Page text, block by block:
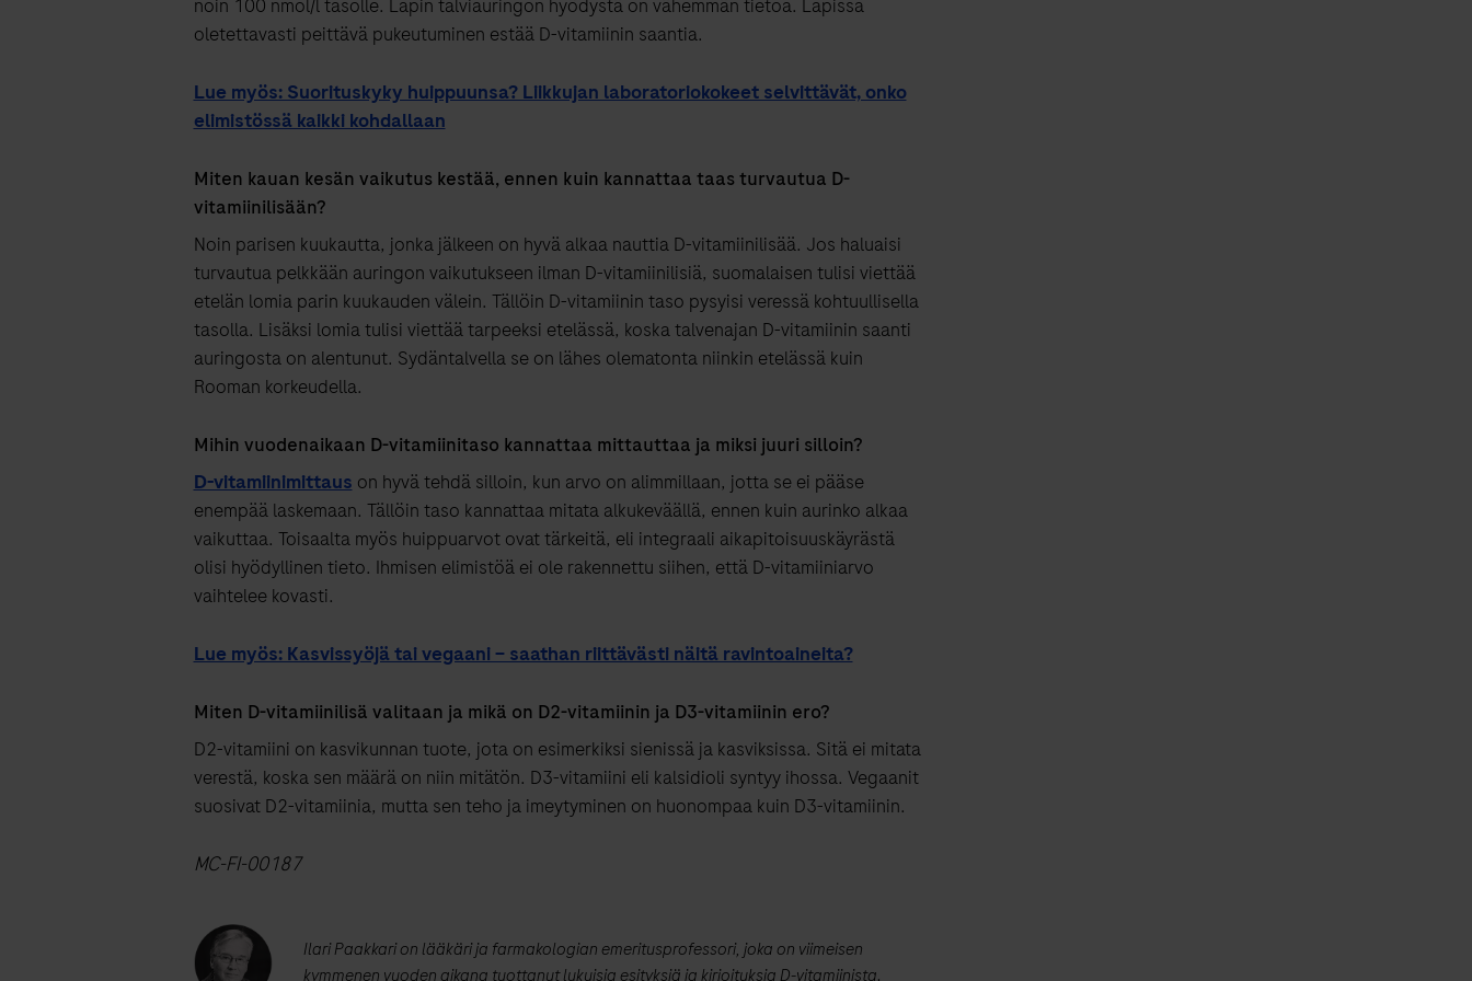
noin 100 nmol/l tasolle. Lapin talviauringon hyödystä on vähemmän tietoa. Lapissa
oletettavasti peittävä pukeutuminen estää D-vitamiinin saantia.
Lue myös: Suorituskyky huippuunsa? Liikkujan laboratoriokokeet selvittävät, onko
elimistössä kaikki kohdallaan
Miten kauan kesän vaikutus kestää, ennen kuin kannattaa taas turvautua D-
vitamiinilisään?
Noin parisen kuukautta, jonka jälkeen on hyvä alkaa nauttia D-vitamiinilisää. Jos haluaisi
turvautua pelkkään auringon vaikutukseen ilman D-vitamiinilisiä, suomalaisen tulisi viettää
etelän lomia parin kuukauden välein. Tällöin D-vitamiinin taso pysyisi veressä kohtuullisella
tasolla. Lisäksi lomia tulisi viettää tarpeeksi etelässä, koska talvenajan D-vitamiinin saanti
auringosta on alentunut. Sydäntalvella se on lähes olematonta niinkin etelässä kuin
Rooman korkeudella.
Mihin vuodenaikaan D-vitamiinitaso kannattaa mittauttaa ja miksi juuri silloin?
D-vitamiinimittaus on hyvä tehdä silloin, kun arvo on alimmillaan, jotta se ei pääse
enempää laskemaan. Tällöin taso kannattaa mitata alkukeväällä, ennen kuin aurinko alkaa
vaikuttaa. Toisaalta myös huippuarvot ovat tärkeitä, eli integraali aikapitoisuuskäyrästä
olisi hyödyllinen tieto. Ihmisen elimistöä ei ole rakennettu siihen, että D-vitamiiniarvo
vaihtelee kovasti.
Lue myös: Kasvissyöjä tai vegaani – saathan riittävästi näitä ravintoaineita?
Miten D-vitamiinilisä valitaan ja mikä on D2-vitamiinin ja D3-vitamiinin ero?
D2-vitamiini on kasvikunnan tuote, jota on esimerkiksi sienissä ja kasviksissa. Sitä ei mitata
verestä, koska sen määrä on niin mitätön. D3-vitamiini eli kalsidioli syntyy ihossa. Vegaanit
suosivat D2-vitamiinia, mutta sen teho ja imeytyminen on huonompaa kuin D3-vitamiinin.
MC-FI-00187
Ilari Paakkari on lääkäri ja farmakologian emeritusprofessori, joka on viimeisen
kymmenen vuoden aikana tuottanut lukuisia esityksiä ja kirjoituksia D-vitamiinista.